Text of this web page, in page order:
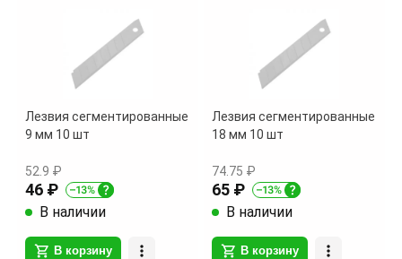
Лезвия сегментированные
9 мм 10 шт
52.9 ₽
46 ₽
В наличии
В корзину
Лезвия сегментированные
18 мм 10 шт
74.75 ₽
65 ₽
В наличии
В корзину